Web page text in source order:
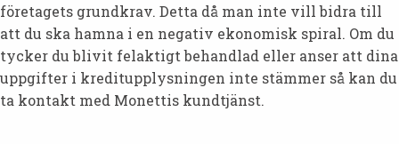
företagets grundkrav. Detta då man inte vill bidra till
att du ska hamna i en negativ ekonomisk spiral. Om du
tycker du blivit felaktigt behandlad eller anser att dina
uppgifter i kreditupplysningen inte stämmer så kan du
ta kontakt med Monettis kundtjänst.